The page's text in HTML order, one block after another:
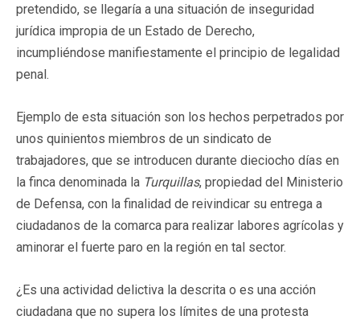
pretendido, se llegaría a una situación de inseguridad
jurídica impropia de un Estado de Derecho,
incumpliéndose manifiestamente el principio de legalidad
penal.
Ejemplo de esta situación son los hechos perpetrados por
unos quinientos miembros de un sindicato de
trabajadores, que se introducen durante dieciocho días en
la finca denominada la Turquillas, propiedad del Ministerio
de Defensa, con la finalidad de reivindicar su entrega a
ciudadanos de la comarca para realizar labores agrícolas y
aminorar el fuerte paro en la región en tal sector.
¿Es una actividad delictiva la descrita o es una acción
ciudadana que no supera los límites de una protesta